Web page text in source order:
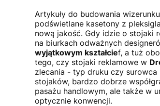
Artykuły do budowania
podświetlane kasetony z
nową jakość. Gdy idzie o stojaki
na biurkach odważnych
wyjątkowym kształcief, a tuż
tego, czy stojaki reklamowe w
zlecania - typ druku czy
stojaków, bardzo dobrze
pasażu handlowym, ale także w
optycznie konwencji.